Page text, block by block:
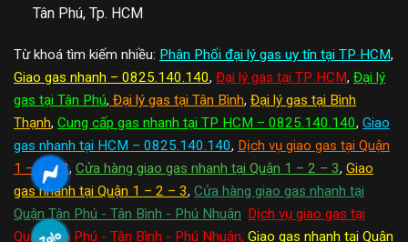
Tân Phú, Tp. HCM
Từ khoá tìm kiếm nhiều: Phân Phối đại lý gas uy tín tại TP HCM,
Giao gas nhanh – 0825.140.140, Đại lý gas tại TP HCM, Đại lý
gas tại Tân Phú, Đại lý gas tại Tân Bình, Đại lý gas tại Bình
Thạnh, Cung cấp gas nhanh tại TP HCM – 0825.140.140, Giao
gas nhanh tại HCM – 0825.140.140, Dịch vụ giao gas tại Quận
1 – 2 – 3, Cửa hàng giao gas nhanh tại Quận 1 – 2 – 3, Giao
gas nhanh tại Quận 1 – 2 – 3, Cửa hàng giao gas nhanh tại
Quận Tân Phú - Tân Bình - Phú Nhuận
Dịch vụ giao gas tại
Quận Tân Phú - Tân Bình - Phú Nhuận, Giao gas nhanh tại Quận